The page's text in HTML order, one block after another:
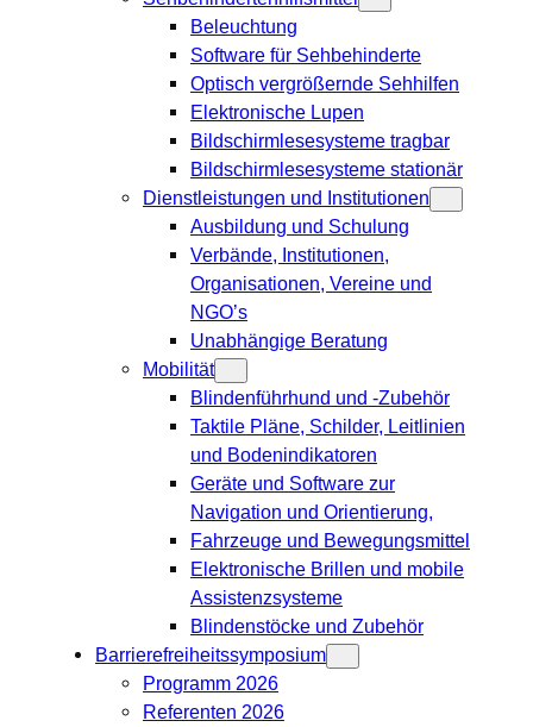
Beleuchtung
Software für Sehbehinderte
Optisch vergrößernde Sehhilfen
Elektronische Lupen
Bildschirmlesesysteme tragbar
Bildschirmlesesysteme stationär
Dienstleistungen und Institutionen
Ausbildung und Schulung
Verbände, Institutionen,
Organisationen, Vereine und
NGO’s
Unabhängige Beratung
Mobilität
Blindenführhund und -Zubehör
Taktile Pläne, Schilder, Leitlinien
und Bodenindikatoren
Geräte und Software zur
Navigation und Orientierung,
Fahrzeuge und Bewegungsmittel
Elektronische Brillen und mobile
Assistenzsysteme
Blindenstöcke und Zubehör
Barrierefreiheitssymposium
Programm 2026
Referenten 2026